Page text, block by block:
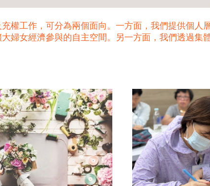
權工作，可分為兩個面向。一方面，我們提供個
婦女經濟參與的自主空間。另一方面，我們透過